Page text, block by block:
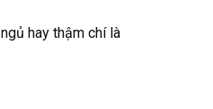
hay thậm chí là